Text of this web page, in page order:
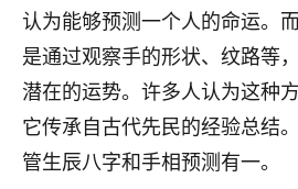
认为能够预测一个人的命运。
是通过观察手的形状、纹路等
潜在的运势。许多人认为这种
它传承自古代先民的经验总结
管生辰八字和手相预测有一。
梦醒时分
我女儿高二叛逆，大半年不
的，把我们两口子愁的不行
师，一开始我是病急乱投医
做完，我女儿跟变了个人一
大学，只要能安安稳稳的把
康康的我就很知足了！